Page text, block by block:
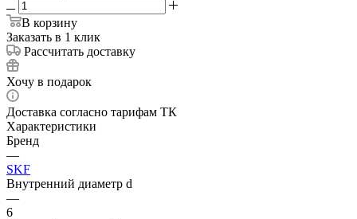
В корзину
Заказать в 1 клик
Рассчитать доставку
Хочу в подарок
Доставка согласно тарифам ТК
Характеристики
Бренд
—
SKF
Внутренний диаметр d
—
6